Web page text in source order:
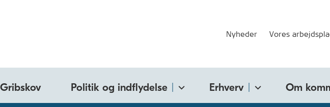
Nyheder Vores
Politik og indflydelse Erhverv Om